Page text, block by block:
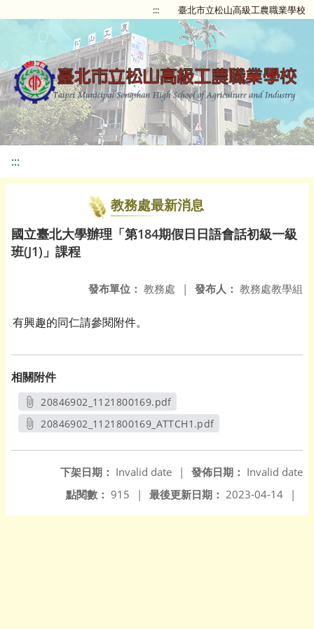
::: 臺北市立松山高級工農職業學校
:::
教務處最新消息
國立臺北大學辦理「第184期假日日語會話初級一級
班(J1)」課程
發布人： 教務處教學組
發布單位： 教務處 |
有興趣的同仁請參閱附件。
相關附件
20846902_1121800169.pdf
另開新視窗
20846902_1121800169_ATTCH1.pdf
發佈日期： Invalid date
下架日期： Invalid date
|
最後更新日期： 2023-04-14 |
點閱數： 915 |